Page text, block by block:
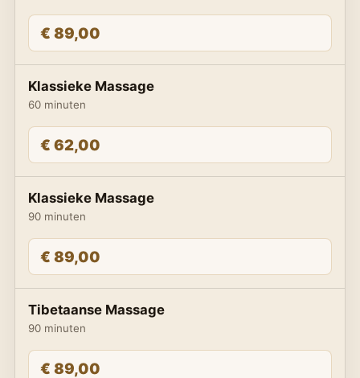
€ 89,00
Klassieke Massage
60 minuten
€ 62,00
Klassieke Massage
90 minuten
€ 89,00
Tibetaanse Massage
90 minuten
€ 89,00